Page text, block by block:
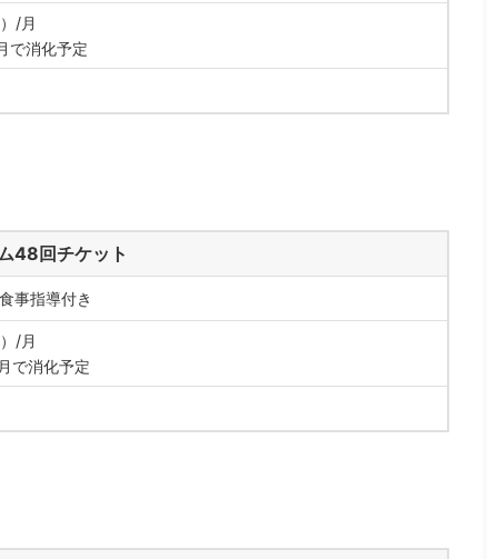
/月
で消化予定
48回チケット
事指導付き
/月
で消化予定